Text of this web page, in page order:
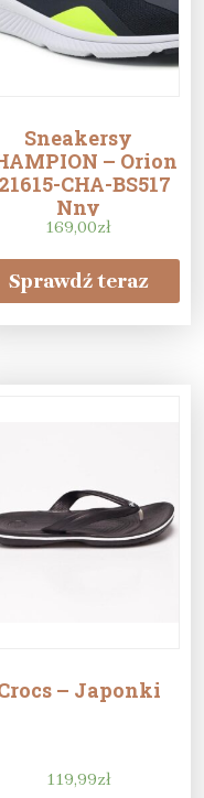
Sneakersy
– Orion
CHA-BS517
Nny
169,00zł
Sprawdź teraz
– Japonki
119,99zł